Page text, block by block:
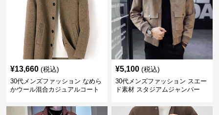
¥13,660 (税込)
30代メンズファッション なめら
かウール混合カジュアルコート
¥5,100 (税込)
30代メンズファッション スエー
ド素材 スタジアムジャンパー